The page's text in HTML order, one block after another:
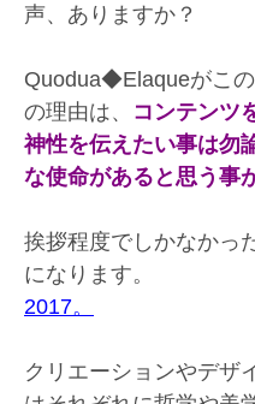
声、ありますか？
Quodua◆Elaqueがこ
の理由は、 コンテンツ
神性を伝えたい事は勿
な使命があると思う事
挨拶程度でしかなかっ
になります。
2017。
クリエーションやデザ